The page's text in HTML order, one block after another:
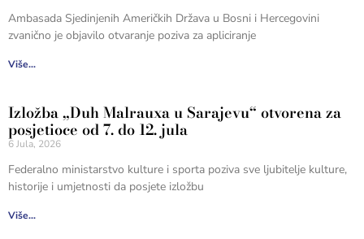
Ambasada Sjedinjenih Američkih Država u Bosni i Hercegovini
zvanično je objavilo otvaranje poziva za apliciranje
Više...
Izložba „Duh Malrauxa u Sarajevu“ otvorena za
posjetioce od 7. do 12. jula
6 Jula, 2026
Federalno ministarstvo kulture i sporta poziva sve ljubitelje kulture,
historije i umjetnosti da posjete izložbu
Više...